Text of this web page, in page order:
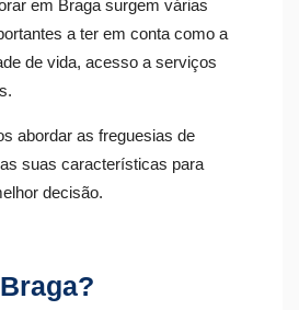
em Braga surgem várias
a ter em conta como a
de vida, acesso a serviços
abordar as freguesias de
suas características para
decisão.